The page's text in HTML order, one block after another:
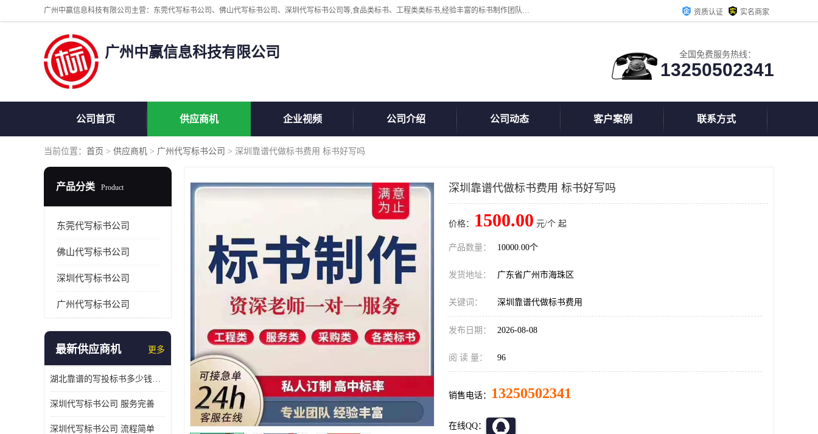
广州中赢信息科技有限公司主营：东莞代写标书公司、佛山代写标书公司、深圳代写标书公司等,食品类标书、工程类类标书,经验丰富的标书制作团队,24小时加急服务,多对一服务。 资质认证 实名商家
广州中赢信息科技有限公司 全国免费服务热线：
13250502341
公司首页 供应商机 企业视频 公司介绍 公司动态 客户案例 联系方式
当前位置： 首页 > 供应商机 > 广州代写标书公司 > 深圳靠谱代做标书费用 标书好写吗
产品分类 Product
东莞代写标书公司
佛山代写标书公司
深圳代写标书公司
广州代写标书公司
最新供应商机 更多
湖北靠谱的写投标书多少钱一份 写一份标书多少钱
深圳代写标书公司 服务完善
深圳代写标书公司 流程简单
深圳靠谱代做标书费用 标书好写吗
价格： 1500.00 元/个 起
产品数量： 10000.00个
发货地址： 广东省广州市海珠区
关键词： 深圳靠谱代做标书费用
发布日期： 2026-08-08
阅 读 量： 96
销售电话： 13250502341
在线QQ：